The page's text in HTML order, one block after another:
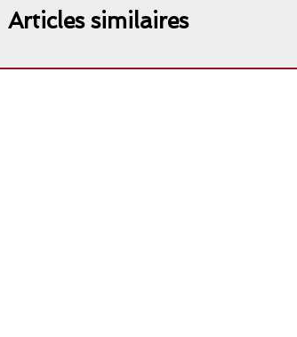
Articles similaires